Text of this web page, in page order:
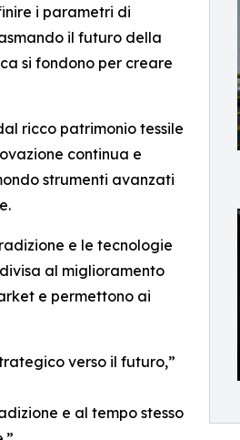
i parametri di
il futuro della
si fondono per creare
ricco patrimonio tessile
continua e
strumenti avanzati
e le tecnologie
al miglioramento
e permettono ai
verso il futuro,”
e al tempo stesso